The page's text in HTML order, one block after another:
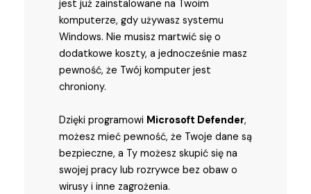
jest już zainstalowane na Twoim
komputerze, gdy używasz systemu
Windows. Nie musisz martwić się o
dodatkowe koszty, a jednocześnie masz
pewność, że Twój komputer jest
chroniony.
Dzięki programowi Microsoft Defender,
możesz mieć pewność, że Twoje dane są
bezpieczne, a Ty możesz skupić się na
swojej pracy lub rozrywce bez obaw o
wirusy i inne zagrożenia.